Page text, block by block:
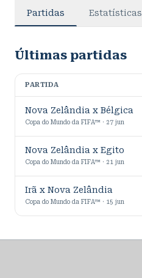
Partidas Estatísticas
Últimas partidas
PARTIDA
Nova Zelândia x Bélgica
Copa do Mundo da FIFA™ · 27 jun
Nova Zelândia x Egito
Copa do Mundo da FIFA™ · 21 jun
Irã x Nova Zelândia
Copa do Mundo da FIFA™ · 15 jun